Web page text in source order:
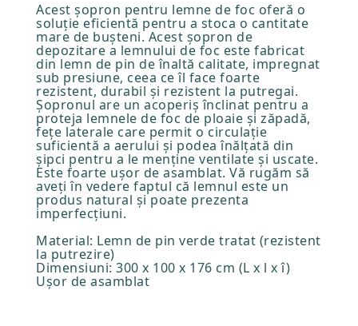
Acest șopron pentru lemne de foc oferă o
soluție eficientă pentru a stoca o cantitate
mare de bușteni. Acest șopron de
depozitare a lemnului de foc este fabricat
din lemn de pin de înaltă calitate, impregnat
sub presiune, ceea ce îl face foarte
rezistent, durabil și rezistent la putregai.
Șopronul are un acoperiș înclinat pentru a
proteja lemnele de foc de ploaie și zăpadă,
fețe laterale care permit o circulație
suficientă a aerului și podea înălțată din
șipci pentru a le menține ventilate și uscate.
Este foarte ușor de asamblat. Vă rugăm să
aveți în vedere faptul că lemnul este un
produs natural și poate prezenta
imperfecțiuni.
Material: Lemn de pin verde tratat (rezistent
la putrezire)
Dimensiuni: 300 x 100 x 176 cm (L x l x î)
Ușor de asamblat